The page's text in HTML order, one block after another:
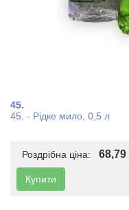
45.
45. - Рідке мило, 0,5 л
Роздрібна ціна: 68,79
Купити